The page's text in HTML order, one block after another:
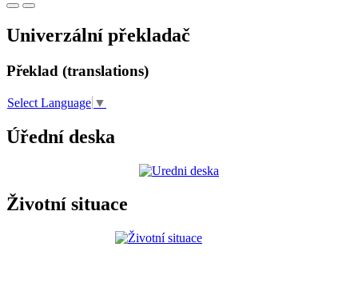
Univerzální překladač
Překlad (translations)
Select Language ▼
Úřední deska
Životní situace